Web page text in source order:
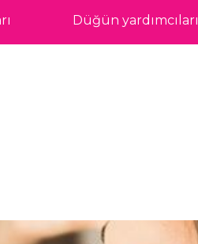
Düğün yardımcıları